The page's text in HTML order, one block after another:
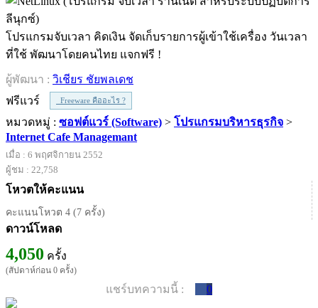
โปรแกรมจับเวลา คิดเงิน จัดเก็บรายการผู้เข้าใช้เครื่อง วันเวลา
ที่ใช้ พัฒนาโดยคนไทย แจกฟรี !
ผู้พัฒนา : วิเชียร ชัยพลเดช
ฟรีแวร์
Freeware คืออะไร ?
หมวดหมู่ : ซอฟต์แวร์ (Software) > โปรแกรมบริหารธุรกิจ >
Internet Cafe Managemant
เมื่อ : 6 พฤศจิกายน 2552
ผู้ชม : 22,758
โหวตให้คะแนน
คะแนนโหวต 4 (7 ครั้ง)
ดาวน์โหลด
4,050 ครั้ง
(สัปดาห์ก่อน 0 ครั้ง)
แชร์บทความนี้ : 0